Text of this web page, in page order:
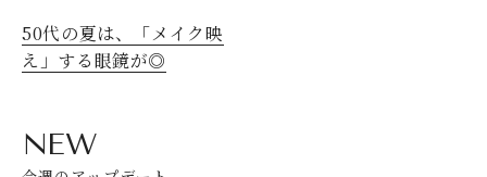
50代の夏は、「メイク映
え」する眼鏡が◎
NEW